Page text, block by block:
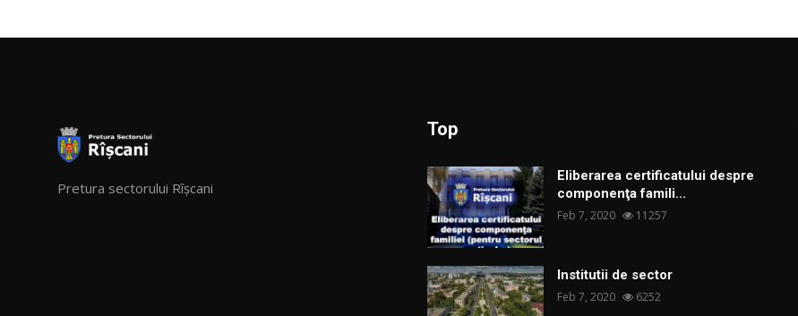
Pretura sectorului Rîșcani
Top
Eliberarea certificatului despre
componenţa famili...
Feb 7, 2020 11257
Institutii de sector
Feb 7, 2020 6252